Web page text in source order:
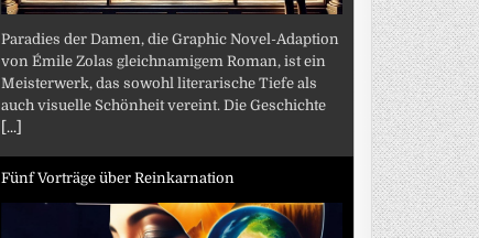
Paradies der Damen, die Graphic Novel-Adaption
von Émile Zolas gleichnamigem Roman, ist ein
Meisterwerk, das sowohl literarische Tiefe als
auch visuelle Schönheit vereint. Die Geschichte
[...]
Fünf Vorträge über Reinkarnation